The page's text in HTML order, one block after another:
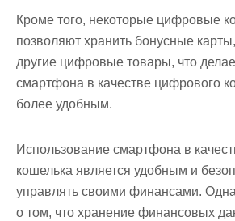
Кроме того, некоторые цифровые
позволяют хранить бонусные
другие цифровые товары, что
смартфона в качестве цифрового
более удобным.
Использование смартфона в
кошелька является удобным и
управлять своими финансами.
о том, что хранение финансовых